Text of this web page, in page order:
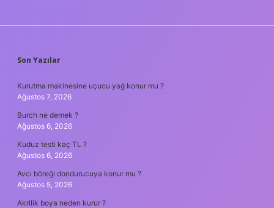
SIDEBAR
Son Yazılar
Kurutma makinesine uçucu yağ konur mu ?
Ağustos 7, 2026
Burch ne demek ?
Ağustos 6, 2026
Kuduz testi kaç TL ?
Ağustos 6, 2026
Avcı böreği dondurucuya konur mu ?
Ağustos 5, 2026
Akrilik boya neden kurur ?